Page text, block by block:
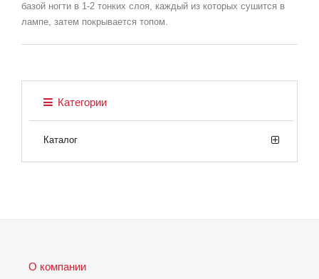
базой ногти в 1-2 тонких слоя, каждый из которых сушится в
лампе, затем покрывается топом.
Категории
Каталог
О компании